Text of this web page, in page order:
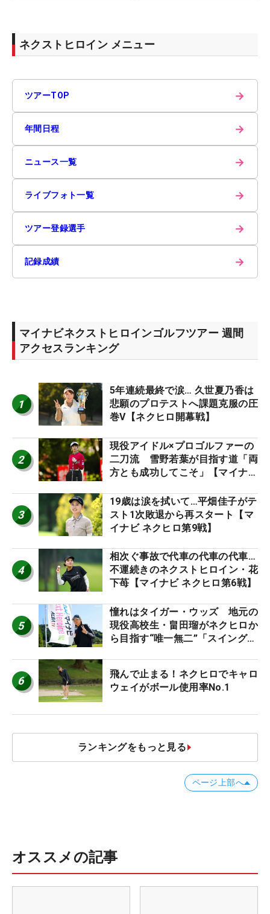
ネクストヒロイン メニュー
ツアーTOP →
年間日程 →
ニュース一覧 →
ライブフォト一覧 →
ツアー登録選手 →
記録成績 →
マイナビネクストヒロインゴルフツアー 週間
アクセスランキング
1
5年連続最終で涙… 久世夏乃香は
悲願のプロテストへ課題克服の圧
巻V【ネクヒロ開幕戦】
2
現役アイドル×プロゴルファーの
二刀流 雪野若葉が目指す道「両
方とも成功してこそ」【マイナビ
3
19歳は涙を拭いて…平畑佳子がテ
スト1次敗退から再スタート【マ
イナビ ネクヒロ第9戦】
4
相次ぐ事故で代車の代車の代車…
不運続きのネクストヒロイン・花
下苺【マイナビ ネクヒロ第6戦】
5
憧れはタイガー・ウッズ 地元の
現役高校生・畠田瑠がネクヒロか
ら目指す“唯一無二”「スイングは
6
飛んで止まる！ネクヒロでキャロ
ウェイがボール使用率No.1
ランキングをもっと見る
ページ上部へ
オススメの記事